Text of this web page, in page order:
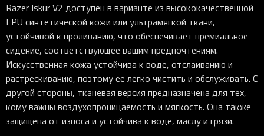
Razer Iskur V2 доступен в варианте из высококачественной
EPU синтетической кожи или ультрамягкой ткани,
устойчивой к проливанию, что обеспечивает премиальное
сидение, соответствующее вашим предпочтениям.
Искусственная кожа устойчива к воде, отслаиванию и
растрескиванию, поэтому ее легко чистить и обслуживать. С
другой стороны, тканевая версия предназначена для тех,
кому важны воздухопроницаемость и мягкость. Она также
защищена от износа и устойчива к воде, маслу и грязи.